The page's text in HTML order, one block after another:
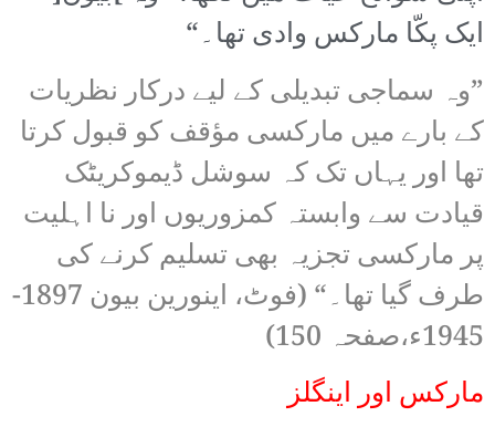
ایک پکّا مارکس وادی تھا۔“
”وہ سماجی تبدیلی کے لیے درکار نظریات
کے بارے میں مارکسی مؤقف کو قبول کرتا
تھا اور یہاں تک کہ سوشل ڈیموکریٹک
قیادت سے وابستہ کمزوریوں اور نا اہلیت
پر مارکسی تجزیہ بھی تسلیم کرنے کی
طرف گیا تھا۔“ (فوٹ، اینورین بیون 1897-
1945ء،صفحہ 150)
مارکس اور اینگلز